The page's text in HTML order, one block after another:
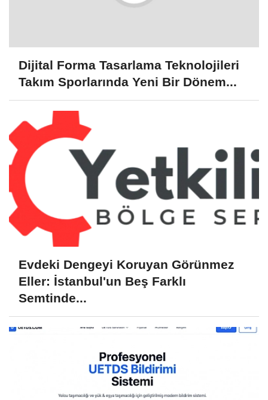
Dijital Forma Tasarlama Teknolojileri
Takım Sporlarında Yeni Bir Dönem...
Evdeki Dengeyi Koruyan Görünmez
Eller: İstanbul'un Beş Farklı
Semtinde...